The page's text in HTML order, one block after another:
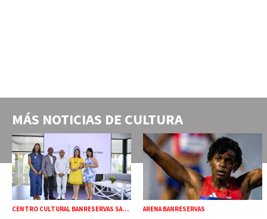
MÁS NOTICIAS DE CULTURA
CENTRO CULTURAL BANRESERVAS SANTIAGO ARENA BANRESERVAS